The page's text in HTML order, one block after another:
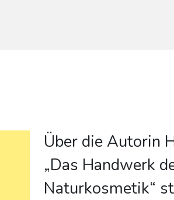
Über die Autorin
„Das Handwerk
Naturkosmetik“